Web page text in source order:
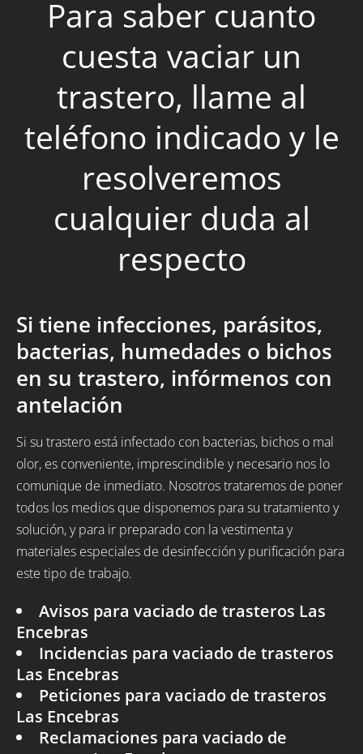
Para saber cuanto
cuesta vaciar un
trastero, llame al
teléfono indicado y le
resolveremos
cualquier duda al
respecto
Si tiene infecciones, parásitos,
bacterias, humedades o bichos
en su trastero, infórmenos con
antelación
Si su trastero está infectado con bacterias, bichos o mal
olor, es conveniente, imprescindible y necesario nos lo
comunique de inmediato. Nosotros trataremos de poner
todos los medios que disponemos para su tratamiento y
solución, y para ir preparado con la vestimenta y
materiales especiales de desinfección y purificación para
este tipo de trabajo.
Avisos para vaciado de trasteros Las
Encebras
Incidencias para vaciado de trasteros
Las Encebras
Peticiones para vaciado de trasteros
Las Encebras
Reclamaciones para vaciado de